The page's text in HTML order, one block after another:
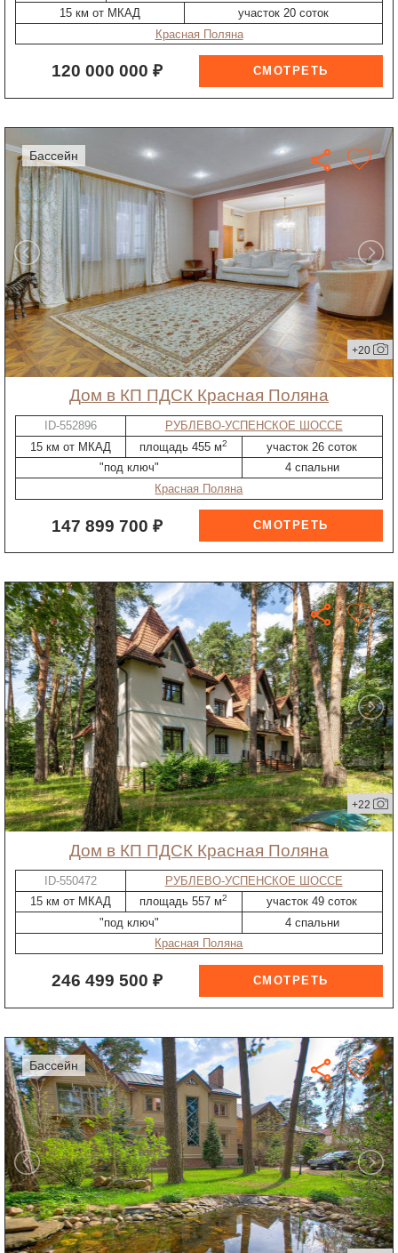
15 км от МКАД
участок 20 соток
Красная Поляна
120 000 000 ₽
бассейн
+20
дом в КП ПДСК Красная Поляна
ID-552896
РУБЛЕВО-УСПЕНСКОЕ ШОССЕ
15 км от МКАД
площадь 455 м2
участок 26 соток
"под ключ"
4 спальни
Красная Поляна
147 899 700 ₽
+22
дом в КП ПДСК Красная Поляна
ID-550472
РУБЛЕВО-УСПЕНСКОЕ ШОССЕ
15 км от МКАД
площадь 557 м2
участок 49 соток
"под ключ"
4 спальни
Красная Поляна
246 499 500 ₽
бассейн